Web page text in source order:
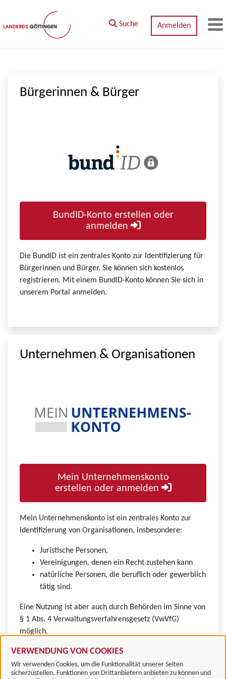
Zum Hauptinhalt springen
VERWENDUNG VON COOKIES
Wir verwenden Cookies, um die Funktionalität unserer Seiten
sicherzustellen, Funktionen von Drittanbietern anbieten zu können und
Suche Anmelden
Bürgerinnen & Bürger
BundID-Konto erstellen oder
anmelden
Die BundID ist ein zentrales Konto zur Identifizierung für
Bürgerinnen und Bürger. Sie können sich kostenlos
registrieren. Mit einem BundID-Konto können Sie sich in
unserem Portal anmelden.
Unternehmen & Organisationen
Mein Unternehmenskonto
erstellen oder anmelden
Mein Unternehmenskonto ist ein zentrales Konto zur
Identifizierung von Organisationen, insbesondere:
Juristische Personen,
Vereinigungen, denen ein Recht zustehen kann
natürliche Personen, die beruflich oder gewerblich
tätig sind.
Eine Nutzung ist aber auch durch Behörden im Sinne von
§ 1 Abs. 4 Verwaltungsverfahrensgesetz (VwVfG)
möglich.